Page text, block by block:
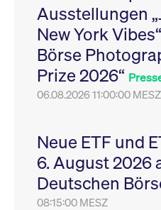
Ausstellungen
New York
Börse
Prize 2026“
06.08.2026 11:00:00 MESZ
Neue ETF und
6. August 2026
Deutschen
08:15:00 MESZ
VISITOR_PRIVACY_METADATA